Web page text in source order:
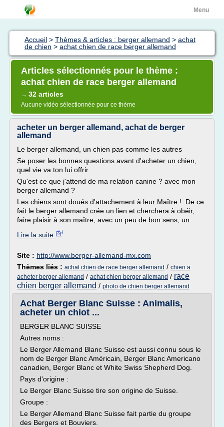
Menu
Accueil > Thèmes & articles : berger allemand > achat
de chien > achat chien de race berger allemand
Articles sélectionnés pour le thème :
achat chien de race berger allemand
→ 32 articles
Aucune vidéo sélectionnée pour ce thème
acheter un berger allemand, achat de berger
allemand
Le berger allemand, un chien pas comme les autres
Se poser les bonnes questions avant d'acheter un chien,
quel vie va ton lui offrir
Qu'est ce que j'attend de ma relation canine ? avec mon
berger allemand ?
Les chiens sont doués d'attachement à leur Maître !. De ce
fait le berger allemand crée un lien et cherchera à obéir,
faire plaisir à son maître, avec un peu de bon sens, un...
Lire la suite
Site : http://www.berger-allemand-mx.com
Thèmes liés : achat chien de race berger allemand / chien a
acheter berger allemand / achat chien berger allemand / race
chien berger allemand / photo de chien berger allemand
Achat Berger Blanc Suisse : Animalis,
acheter un chiot ...
BERGER BLANC SUISSE
Autres noms :
Le Berger Allemand Blanc Suisse est aussi connu sous le
nom de Berger Blanc Américain, Berger Blanc Americano
canadien, Berger Blanc et White Swiss Shepherd Dog.
Pays d'origine :
Le Berger Blanc Suisse tire son origine de Suisse.
Groupe :
Le Berger Allemand Blanc Suisse fait partie du groupe
des Bergers et Bouviers.